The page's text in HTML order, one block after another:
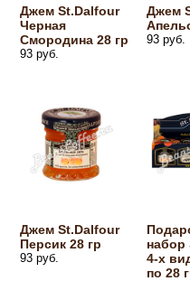
Джем St.Dalfour
Черная
Смородина 28 гр
93 руб.
Джем
93 руб.
Джем St.Dalfour
Персик 28 гр
93 руб.
набор
4-х
по 28